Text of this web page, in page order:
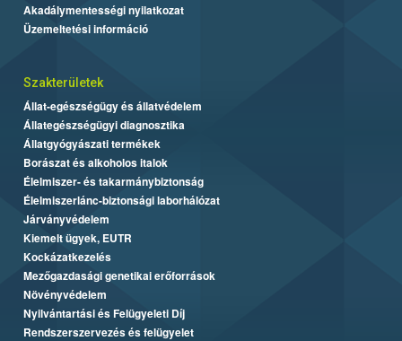
Akadálymentességi nyilatkozat
Üzemeltetési információ
Szakterületek
Állat-egészségügy és állatvédelem
Állategészségügyi diagnosztika
Állatgyógyászati termékek
Borászat és alkoholos italok
Élelmiszer- és takarmánybiztonság
Élelmiszerlánc-biztonsági laborhálózat
Járványvédelem
Kiemelt ügyek, EUTR
Kockázatkezelés
Mezőgazdasági genetikai erőforrások
Növényvédelem
Nyilvántartási és Felügyeleti Díj
Rendszerszervezés és felügyelet